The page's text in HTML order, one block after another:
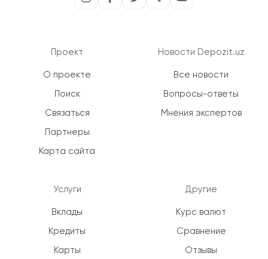
Проект
О проекте
Поиск
Связаться
Партнеры
Карта сайта
Услуги
Вклады
Кредиты
Карты
Новости Depozit.uz
Все новости
Вопросы-ответы
Мнения экспертов
Другие
Курс валют
Сравнение
Отзывы